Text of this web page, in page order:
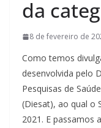
da
8 de fevereiro de
Como temos
desenvolvida pelo
Pesquisas de
(Diesat), ao qual o
2021. E passamos